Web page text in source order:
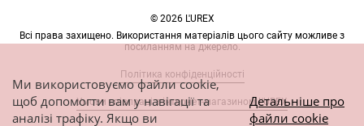
© 2026 L'UREX
Всі права захищено. Використання матеріалів цього сайту можливе з
посиланням на джерело.
Політика конфіденційності
Умови співпраці з інтернет-магазином L'UREX
Ми використовуємо файли cookie,
щоб допомогти вам у навігації та
аналізі трафіку. Якщо ви
Детальніше про
файли cookie